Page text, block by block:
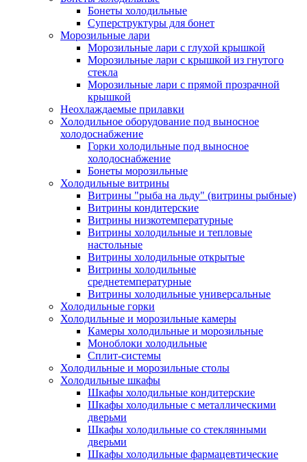
Бонеты холодильные
Суперструктуры для бонет
Морозильные лари
Морозильные лари с глухой крышкой
Морозильные лари с крышкой из гнутого
стекла
Морозильные лари с прямой прозрачной
крышкой
Неохлаждаемые прилавки
Холодильное оборудование под выносное
холодоснабжение
Горки холодильные под выносное
холодоснабжение
Бонеты морозильные
Холодильные витрины
Витрины "рыба на льду" (витрины рыбные)
Витрины кондитерские
Витрины низкотемпературные
Витрины холодильные и тепловые
настольные
Витрины холодильные открытые
Витрины холодильные
среднетемпературные
Витрины холодильные универсальные
Холодильные горки
Холодильные и морозильные камеры
Камеры холодильные и морозильные
Моноблоки холодильные
Сплит-системы
Холодильные и морозильные столы
Холодильные шкафы
Шкафы холодильные кондитерские
Шкафы холодильные с металлическими
дверьми
Шкафы холодильные со стеклянными
дверьми
Шкафы холодильные фармацевтические